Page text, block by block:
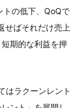
トの低下、QoQで
せばそれだけ売上
期的な利益を押
はラクーンレント